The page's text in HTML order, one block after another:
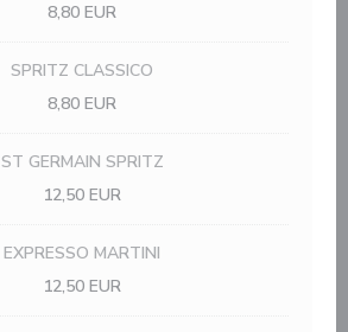
8,80 EUR
SPRITZ CLASSICO
8,80 EUR
ST GERMAIN SPRITZ
12,50 EUR
EXPRESSO MARTINI
12,50 EUR